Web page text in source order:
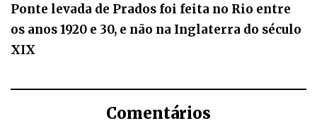
Ponte levada de Prados foi feita no Rio entre
os anos 1920 e 30, e não na Inglaterra do século
XIX
Comentários